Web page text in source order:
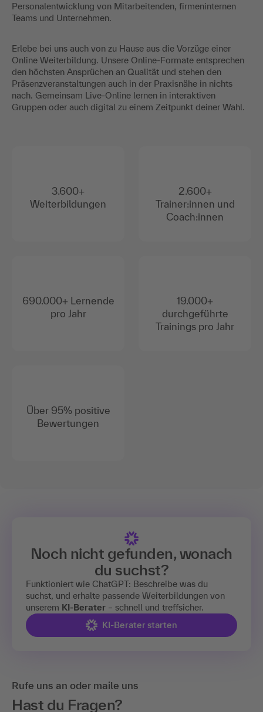
Personalentwicklung von Mitarbeitenden, firmeninternen
Teams und Unternehmen.
Erlebe bei uns auch von zu Hause aus die Vorzüge einer
Online Weiterbildung. Unsere Online-Formate entsprechen
den höchsten Ansprüchen an Qualität und stehen den
Präsenzveranstaltungen auch in der Praxisnähe in nichts
nach. Gemeinsam Live-Online lernen in interaktiven
Gruppen oder auch digital zu einem Zeitpunkt deiner Wahl.
3.600+
Weiterbildungen
690.000+ Lernende
pro Jahr
Über 95% positive
Bewertungen
2.600+
Trainer:innen und
Coach:innen
19.000+
durchgeführte
Trainings pro Jahr
Noch nicht gefunden, wonach
du suchst?
Funktioniert wie ChatGPT: Beschreibe was du
suchst, und erhalte passende Weiterbildungen von
unserem KI-Berater – schnell und treffsicher.
KI-Berater starten
Rufe uns an oder maile uns
Hast du Fragen?